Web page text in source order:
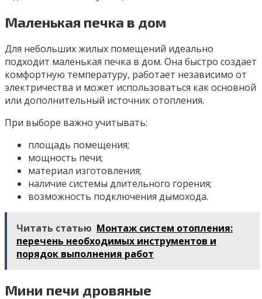
Маленькая печка в дом
Для небольших жилых помещений идеально
подходит маленькая печка в дом. Она быстро создает
комфортную температуру, работает независимо от
электричества и может использоваться как основной
или дополнительный источник отопления.
При выборе важно учитывать:
площадь помещения;
мощность печи;
материал изготовления;
наличие системы длительного горения;
возможность подключения дымохода.
Читать статью Монтаж систем отопления:
перечень необходимых инструментов и
порядок выполнения работ
Мини печи дровяные